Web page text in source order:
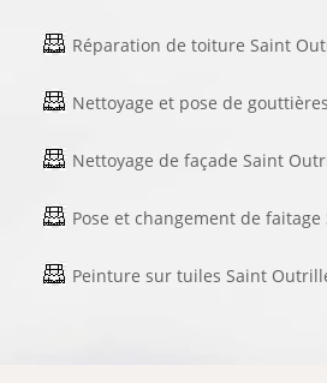
Réparation de toiture Saint
Nettoyage et pose de
Nettoyage de façade Saint
Pose et changement de
Peinture sur tuiles Saint